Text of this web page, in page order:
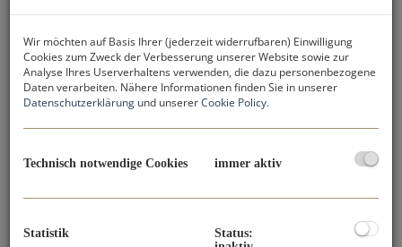
Voraussichtliche Fertigstellung: Q4 2025
WOHNUNGSKATEGORIEN:
Wir möchten auf Basis Ihrer (jederzeit widerrufbaren) Einwilligung
Cookies zum Zweck der Verbesserung unserer Website sowie zur
Analyse Ihres Userverhaltens verwenden, die dazu personenbezogene
Daten verarbeiten. Nähere Informationen finden Sie in unserer
Datenschutzerklärung und unsererCookie Policy.
Technisch notwendige Cookies immer aktiv
Statistik
Status: